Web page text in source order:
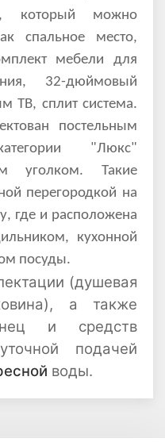
который можно
спальное место,
мебели для
32-дюймовый
ТВ, сплит система.
постельным
"Люкс"
уголком. Такие
перегородкой на
где и расположена
кухонной
посуды.
(душевая
а также
и средств
подачей
воды.